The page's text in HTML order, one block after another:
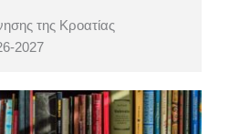
της Κροατίας
2027